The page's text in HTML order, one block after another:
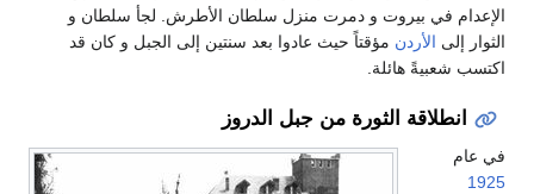
الإعدام في بيروت و دمرت منزل سلطان الأطرش. لجأ سلطان و
الثوار إلى الأردن مؤقتاً حيث عادوا بعد سنتين إلى الجبل و كان قد
اكتسب شعبيةً هائلة.
انطلاقة الثورة من جبل الدروز
في عام
1925